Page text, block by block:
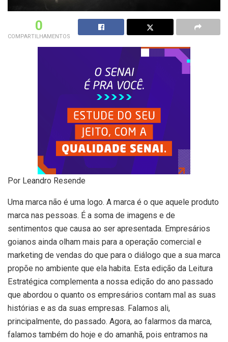
0
COMPARTILHAMENTOS
Por Leandro Resende
Uma marca não é uma logo. A marca é o que aquele produto
marca nas pessoas. É a soma de imagens e de
sentimentos que causa ao ser apresentada. Empresários
goianos ainda olham mais para a operação comercial e
marketing de vendas do que para o diálogo que a sua marca
propõe no ambiente que ela habita. Esta edição da Leitura
Estratégica complementa a nossa edição do ano passado
que abordou o quanto os empresários contam mal as suas
histórias e as da suas empresas. Falamos ali,
principalmente, do passado. Agora, ao falarmos da marca,
falamos também do hoje e do amanhã, pois entramos na